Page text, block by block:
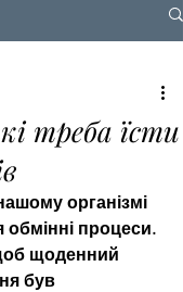
треба їсти
організмі
процеси.
щоденний
був